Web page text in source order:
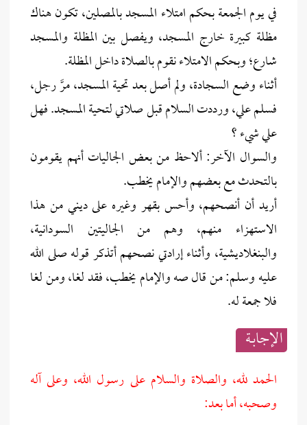
في يوم الجمعة بحكم امتلاء المسجد بالمصلين، تكون هناك
مظلة كبيرة خارج المسجد، ويفصل بين المظلة والمسجد
شارع؛ وبحكم الامتلاء نقوم بالصلاة داخل المظلة.
أثناء وضع السجادة، ولم أصل بعد تحية المسجد، مرَّ رجل،
فسلم علي، ورددت السلام قبل صلاتي لتحية المسجد. فهل
علي شيء ؟
والسوال الآخر: ألاحظ من بعض الجاليات أنهم يقومون
بالتحدث مع بعضهم والإمام يخطب.
أريد أن أنصحهم، وأحس بقهر وغيره على ديني من هذا
الاستهزاء منهم، وهم من الجاليتين السودانية،
والبنغلاديشية، وأثناء إرادتي نصحهم أتذكر قوله صلى الله
عليه وسلم: من قال صه والإمام يخطب، فقد لغا، ومن لغا
فلا جمعة له.
الإجابــة
الحمد لله، والصلاة والسلام على رسول الله، وعلى آله
وصحبه، أما بعد: